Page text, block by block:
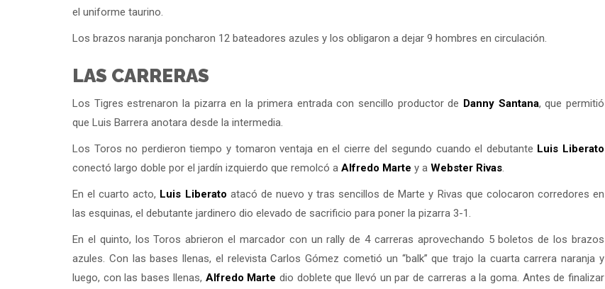
el uniforme taurino.
Los brazos naranja poncharon 12 bateadores azules y los obligaron a dejar 9 hombres en circulación.
LAS CARRERAS
Los Tigres estrenaron la pizarra en la primera entrada con sencillo productor de Danny Santana, que permitió
que Luis Barrera anotara desde la intermedia.
Los Toros no perdieron tiempo y tomaron ventaja en el cierre del segundo cuando el debutante Luis Liberato
conectó largo doble por el jardín izquierdo que remolcó a Alfredo Marte y a Webster Rivas.
En el cuarto acto, Luis Liberato atacó de nuevo y tras sencillos de Marte y Rivas que colocaron corredores en
las esquinas, el debutante jardinero dio elevado de sacrificio para poner la pizarra 3-1.
En el quinto, los Toros abrieron el marcador con un rally de 4 carreras aprovechando 5 boletos de los brazos
azules. Con las bases llenas, el relevista Carlos Gómez cometió un “balk” que trajo la cuarta carrera naranja y
luego, con las bases llenas, Alfredo Marte dio doblete que llevó un par de carreras a la goma. Antes de finalizar